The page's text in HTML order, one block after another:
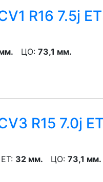
R16 7.5j
ЦО: 73,1 мм.
R15 7.0j
32 мм. ЦО: 73,1 мм.